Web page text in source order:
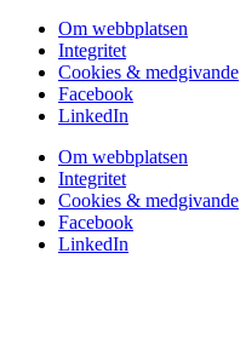
Om webbplatsen
Integritet
Cookies & medgivande
Facebook
LinkedIn
Om webbplatsen
Integritet
Cookies & medgivande
Facebook
LinkedIn